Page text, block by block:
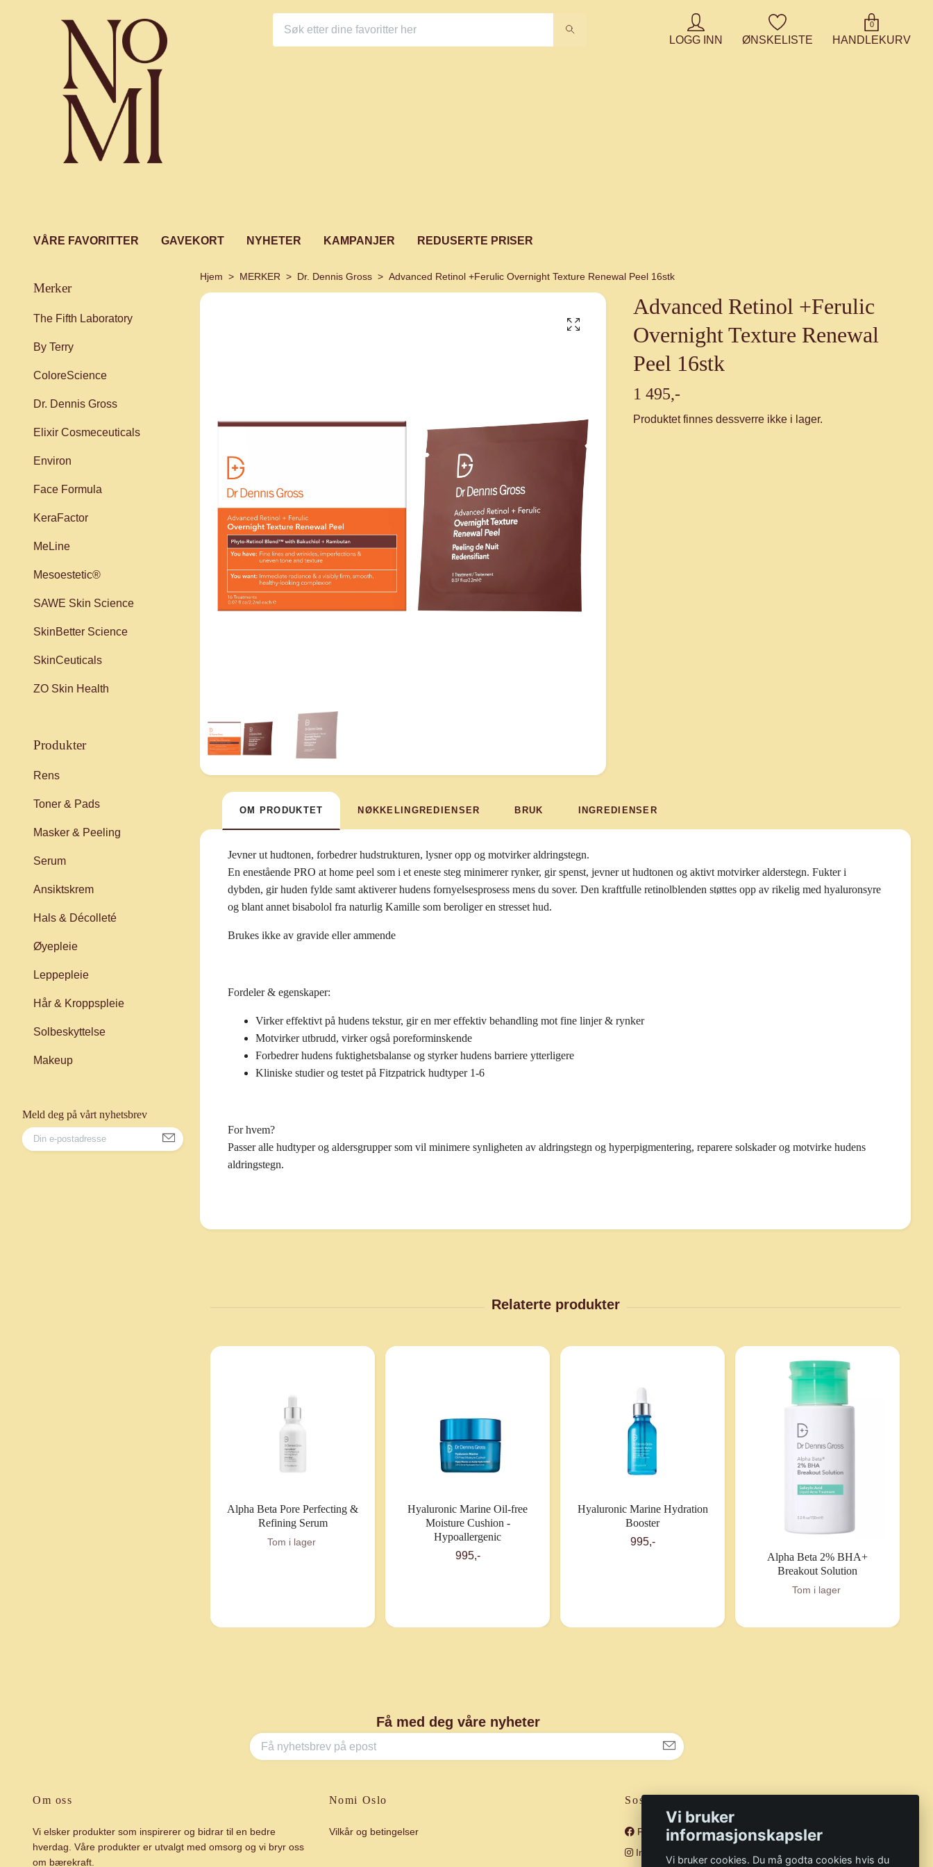
LOGG INN ØNSKELISTE
0
HANDLEKURV
VÅRE FAVORITTER GAVEKORT NYHETER KAMPANJER REDUSERTE PRISER
merker
The Fifth Laboratory
By Terry
ColoreScience
Dr. Dennis Gross
Elixir Cosmeceuticals
Environ
Face Formula
KeraFactor
MeLine
Mesoestetic®
SAWE Skin Science
SkinBetter Science
SkinCeuticals
ZO Skin Health
produkter
Rens
Toner & Pads
Masker & Peeling
Serum
Ansiktskrem
Hals & Décolleté
Øyepleie
Leppepleie
Hår & Kroppspleie
Solbeskyttelse
Makeup
Meld deg på vårt nyhetsbrev
Hjem MERKER Dr. Dennis Gross Advanced Retinol +Ferulic Overnight Texture Renewal Peel 16stk
Advanced Retinol +Ferulic
Overnight Texture Renewal
Peel 16stk
1 495,-
Produktet finnes dessverre ikke i lager.
OM PRODUKTET NØKKELINGREDIENSER BRUK INGREDIENSER
Jevner ut hudtonen, forbedrer hudstrukturen, lysner opp og motvirker aldringstegn.
En enestående PRO at home peel som i et eneste steg minimerer rynker, gir spenst, jevner ut hudtonen og aktivt motvirker alderstegn. Fukter i
dybden, gir huden fylde samt aktiverer hudens fornyelsesprosess mens du sover. Den kraftfulle retinolblenden støttes opp av rikelig med hyaluronsyre
og blant annet bisabolol fra naturlig Kamille som beroliger en stresset hud.
Brukes ikke av gravide eller ammende
Fordeler & egenskaper:
Virker effektivt på hudens tekstur, gir en mer effektiv behandling mot fine linjer & rynker
Motvirker utbrudd, virker også poreforminskende
Forbedrer hudens fuktighetsbalanse og styrker hudens barriere ytterligere
Kliniske studier og testet på Fitzpatrick hudtyper 1-6
For hvem?
Passer alle hudtyper og aldersgrupper som vil minimere synligheten av aldringstegn og hyperpigmentering, reparere solskader og motvirke hudens
aldringstegn.
Alpha Beta Pore Perfecting &
Refining Serum
Tom i lager
Hyaluronic Marine Oil-free
Moisture Cushion -
Hypoallergenic
995,-
Hyaluronic Marine Hydration
Booster
995,-
Alpha Beta 2% BHA+
Breakout Solution
Tom i lager
Få med deg våre nyheter
Om oss
Vi elsker produkter som inspirerer og bidrar til en bedre
hverdag. Våre produkter er utvalgt med omsorg og vi bryr oss
om bærekraft.
Nomi Oslo
Vilkår og betingelser
Sosiale medier
Facebook
Instagram
Vi bruker
informasjonskapsler
Vi bruker cookies. Du må godta cookies hvis du